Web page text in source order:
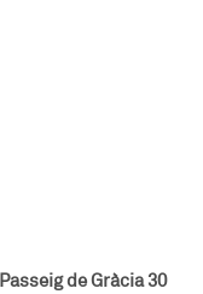
de Gràcia 30